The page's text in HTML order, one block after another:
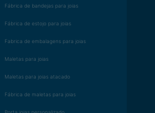
Fábrica de bandejas para joias
Fábrica de estojo para joias
Fabrica de embalagens para joias
Maletas para joias
Maletas para joias atacado
Fábrica de maletas para joias